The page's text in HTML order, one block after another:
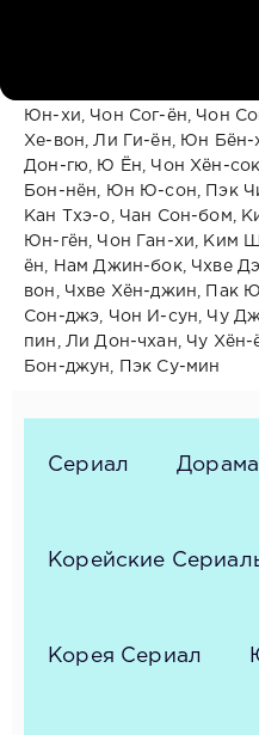
Юн-хи, Чон Сог-ён, Чон
Хе-вон, Ли Ги-ён, Юн Бён-
Дон-гю, Ю Ён, Чон Хён-
Бон-нён, Юн Ю-сон, Пэк
Кан Тхэ-о, Чан Сон-бом,
Юн-гён, Чон Ган-хи, Ким
ён, Нам Джин-бок, Чхве
вон, Чхве Хён-джин, Пак
Сон-джэ, Чон И-сун, Чу
пин, Ли Дон-чхан, Чу
Бон-джун, Пэк Су-мин
Сериал Дорама
Корейские
Корея Сериал